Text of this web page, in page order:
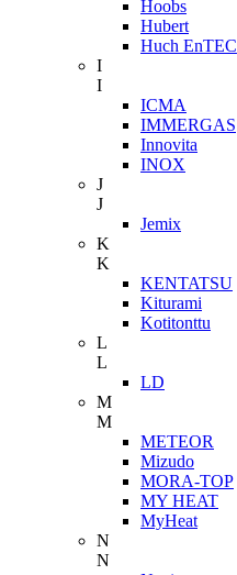
Hoobs
Hubert
Huch EnTEC
I
I
ICMA
IMMERGAS
Innovita
INOX
J
J
Jemix
K
K
KENTATSU
Kiturami
Kotitonttu
L
L
LD
M
M
METEOR
Mizudo
MORA-TOP
MY HEAT
MyHeat
N
N